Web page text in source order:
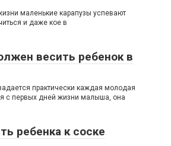
маленькие карапузы успевают
и даже кое в
весить ребенок в
практически каждая молодая
с первых дней жизни малыша, она
ребенка к соске